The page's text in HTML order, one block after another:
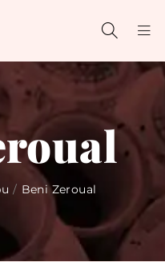
/ Beni Zeroual